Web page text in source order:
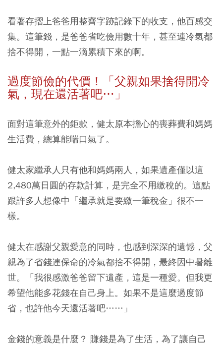
看著存摺上爸爸用整齊字跡記錄下的收支，他百感交
集。這筆錢，是爸爸省吃儉用數十年，甚至連冷氣都
捨不得開，一點一滴累積下來的啊。
過度節儉的代價！「父親如果捨得開冷
氣，現在還活著吧…」
面對這筆意外的鉅款，健太原本擔心的喪葬費和媽媽
生活費，總算能喘口氣了。
健太家繼承人只有他和媽媽兩人，如果遺產僅以這
2,480萬日圓的存款計算，是完全不用繳稅的。這點
跟許多人想像中「繼承就是要繳一筆稅金」很不一
樣。
健太在感謝父親愛意的同時，也感到深深的遺憾，父
親為了省錢連保命的冷氣都捨不得開，最終因中暑離
世。
「我很感激爸爸留下遺產，這是一種愛。但我更
希望他能多花錢在自己身上。如果不是這麼過度節
省，也許他今天還活著吧……」
金錢的意義是什麼？ 賺錢是為了生活，為了讓自己